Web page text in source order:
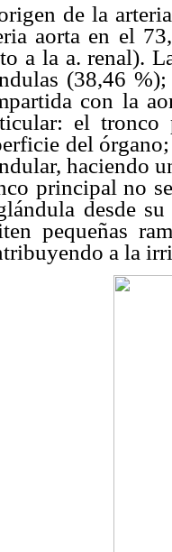
de la
aorta en el
a la a. renal).
(38,46
con la
el
del
haciendo
principal no
desde
pequeñas
a la